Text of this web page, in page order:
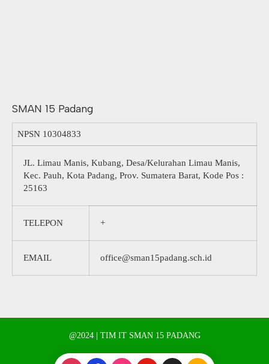
SMAN 15 Padang
NPSN 10304833
JL. Limau Manis, Kubang, Desa/Kelurahan Limau Manis,
Kec. Pauh, Kota Padang, Prov. Sumatera Barat, Kode Pos :
25163
TELEPON +
EMAIL office@sman15padang.sch.id
@2024 | TIM IT SMAN 15 PADANG